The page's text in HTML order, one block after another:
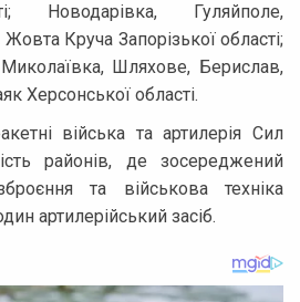
Новодарівка, Гуляйполе,
Круча Запорізької області;
Миколаївка, Шляхове, Берислав,
Херсонської області.
війська та артилерія Сил
районів, де зосереджений
та військова техніка
артилерійський засіб.